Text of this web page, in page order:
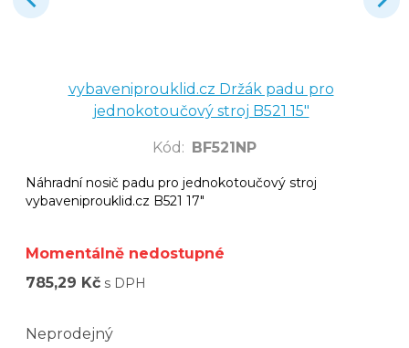
vybaveniprouklid.cz Držák padu pro
jednokotoučový stroj B521 15"
Kód : BF521NP
Náhradní nosič padu pro jednokotoučový stroj
vybaveniprouklid.cz B521 17"
Momentálně nedostupné
785,29 Kč s DPH
Neprodejný